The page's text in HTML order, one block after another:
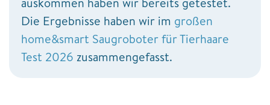
Die Ergebnisse haben wir im großen
home&smart Saugroboter für Tierhaare
Test 2026 zusammengefasst.